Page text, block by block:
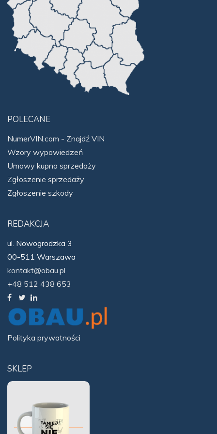
SKLEP
POLECANE
NumerVIN.com - Znajdź VIN
Wzory wypowiedzeń
Umowy kupna sprzedaży
Zgłoszenie sprzedaży
Zgłoszenie szkody
REDAKCJA
ul. Nowogrodzka 3
00-511 Warszawa
kontakt@obau.pl
+48 512 438 653
Polityka prywatności